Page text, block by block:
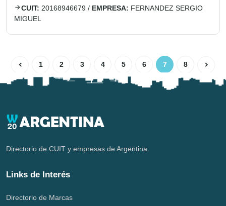
CUIT: 20168946679 / EMPRESA: FERNANDEZ SERGIO
MIGUEL
1 2 3 4 5 6 7 8
Directorio de CUIT y empresas de Argentina.
Links de Interés
Directorio de Marcas